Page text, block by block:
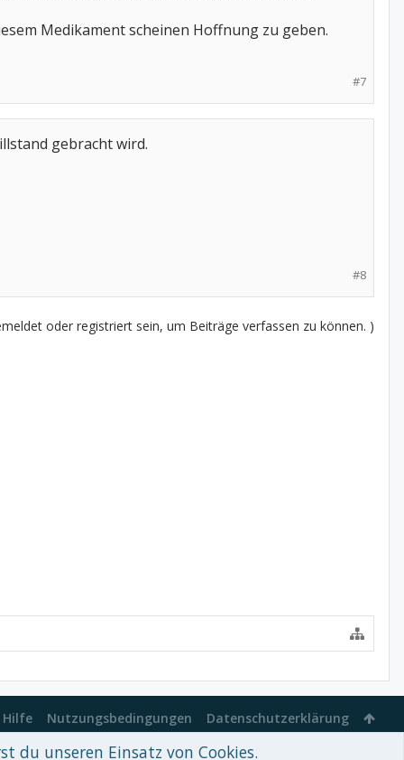
Medikament scheinen Hoffnung zu geben.
#7
gebracht wird.
#8
oder registriert sein, um Beiträge verfassen zu können. )
Hilfe Nutzungsbedingungen Datenschutzerklärung
du unseren Einsatz von Cookies.